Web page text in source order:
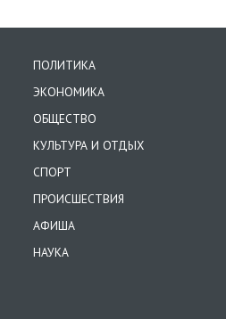
ПОЛИТИКА
ЭКОНОМИКА
ОБЩЕСТВО
КУЛЬТУРА И ОТДЫХ
СПОРТ
ПРОИСШЕСТВИЯ
АФИША
НАУКА